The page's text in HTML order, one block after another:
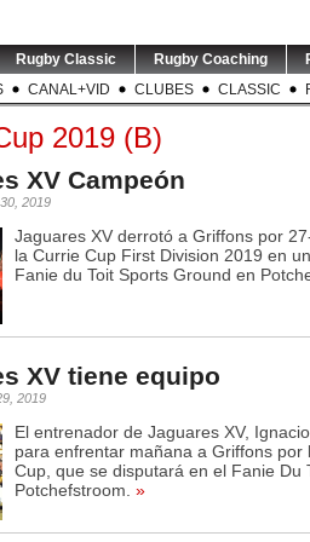
Rugby Classic Rugby Coaching
CANAL+VID CLUBES CLASSIC
2019 (B)
XV Campeón
2019
Jaguares XV derrotó a Griffons por
la Currie Cup First Division 2019 en
Fanie du Toit Sports Ground en
XV tiene equipo
2019
El entrenador de Jaguares XV,
para enfrentar mañana a Griffons
Cup, que se disputará en el Fanie Du
Potchefstroom. »
| Se
0
| World
fechas y
...